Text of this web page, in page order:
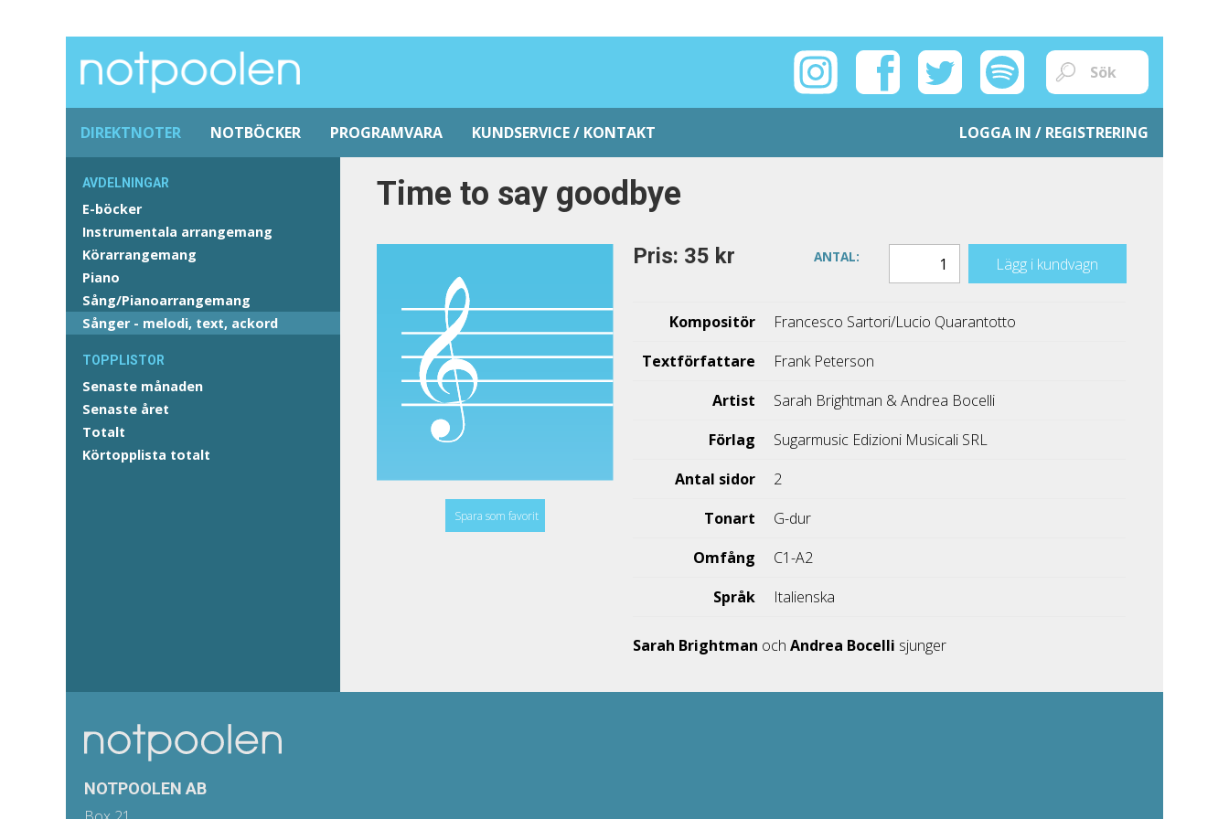
DIREKTNOTER NOTBÖCKER PROGRAMVARA KUNDSERVICE / KONTAKT LOGGA IN / REGISTRERING
AVDELNINGAR
E-böcker
Instrumentala arrangemang
Körarrangemang
Piano
Sång/Pianoarrangemang
Sånger - melodi, text, ackord
TOPPLISTOR
Senaste månaden
Senaste året
Totalt
Körtopplista totalt
Time to say goodbye
Spara som favorit
Pris: 35 kr ANTAL: Lägg i kundvagn
Kompositör
Francesco Sartori/Lucio Quarantotto
Textförfattare
Frank Peterson
Artist
Sarah Brightman & Andrea Bocelli
Förlag
Sugarmusic Edizioni Musicali SRL
Antal sidor
2
Tonart
G-dur
Omfång
C1-A2
Språk
Italienska
Sarah Brightman ochAndrea Bocelli sjunger
NOTPOOLEN AB